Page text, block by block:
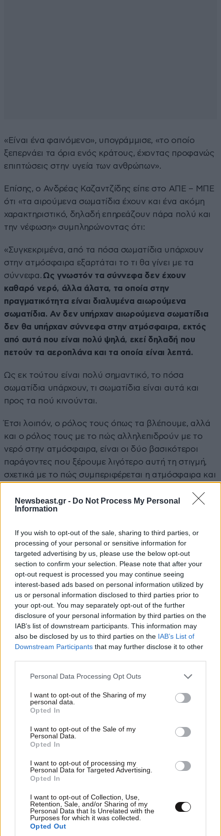
Newsbeast.gr - Do Not Process My Personal
Information
If you wish to opt-out of the sale, sharing to third parties, or
processing of your personal or sensitive information for
targeted advertising by us, please use the below opt-out
section to confirm your selection. Please note that after your
opt-out request is processed you may continue seeing
interest-based ads based on personal information utilized by
us or personal information disclosed to third parties prior to
your opt-out. You may separately opt-out of the further
disclosure of your personal information by third parties on the
IAB’s list of downstream participants. This information may
also be disclosed by us to third parties on the IAB’s List of
Downstream Participants that may further disclose it to other
Please note that this website/app uses one or more Google
not limited to your visit or usage behaviour. You may click to
grant or deny consent to Google and its third-party tags to
use your data for below specified purposes in below Google
consent section.
Personal Data Processing Opt Outs
I want to opt-out of the Sharing of my
personal data.
Opted In
I want to opt-out of the Sale of my
Personal Data.
Opted In
I want to opt-out of processing my
Personal Data for Targeted Advertising.
Opted In
I want to opt-out of Collection, Use,
Retention, Sale, and/or Sharing of my
Personal Data that Is Unrelated with the
Purposes for which it was collected.
Opted Out
«Είναι ένα φαινόμενο», υπογράμμισε, «το οποίο
ξεπερνάει τα όρια ενός κράτους, έχοντας προφανώς
επιπτώσεις στην υγεία των ανθρώπων».
Επίσης, ο Ανδρέας Καζαντζίδης είπε στο ΑΠΕ – ΜΠΕ
ότι «τα αιρούμενα σωματίδια έχουν και ένα ακόμη
χαρακτηριστικό, δηλαδή επηρεάζουν πάρα πολύ και
την νέφωση» συμπληρώνοντας ότι:
«Συγκεκριμένα, από τα πόσα σωματίδια υπάρχουν
στην ατμόσφαιρα εξαρτάται το τι θα γίνει με τα
σύννεφα. Ως γνωστόν τα σύννεφα δεν έχουν
καθαρό νερό, άλλα άλατα, τα οποία στην
πραγματικότητα είναι διαλυμένα αιωρούμενα
σωματίδια. Αν δεν υπήρχαν αιωρούμενα σωματίδια
δεν θα υπήρχαν σύννεφα στην ατμόσφαιρα, εκτός
από αυτά που είναι πολύ ψηλά, εκεί δηλαδή που
πετούν τα αεροπλάνα και τα οποία είναι λεπτά.
Ως εκ τούτου είναι πολύ σημαντικό, το πόσα
σωματίδια υπάρχουν, τι σωματίδια είναι αυτά και
προς τα πού κινούνται.
Έτσι λοιπόν, ο ρόλος τους όπως τα βλέπουμε, αλλά
και ο ρόλος τους με το πώς αλληλεπιδρούν με το
νερό στην ατμόσφαιρα, είναι οι δύο βασικότεροι
παράγοντες που ξέρουμε λιγότερο αυτή τη στιγμή,
σχετικά με το πώς συμπεριφέρεται η ατμόσφαιρα και
Στο μεταξύ, απαντώντας ο Ανδρέας Καζαντζίδης σε
της Πάτρας κατά την χειμερινή περίοδο από τα
αιωρούμενα μικροσωματίδια, κυρίως λόγω της
καύσης τζακιών, είπε ότι «ήταν μία καλή χρονιά, γιατί
βοήθησαν οι μετεωρολογικές συνθήκες» και
προσέθεσε: «Από την στιγμή που τις βραδινές ώρες
δεν είχαμε πολύ χαμηλές θερμοκρασίες,
χρησιμοποιήθηκαν λιγότερο τα τζάκια και αυτό είχε
ως αποτέλεσμα να είναι λιγότερες οι εκπομπές
αιωρούμενων μικροσωματίδιων.
Δηλαδή ήταν ένας ήπιος χειμώνας και ως εκ τούτου
ήταν ήπιες και οι συνθήκες της ρύπανσης».
μάθετεπρώτοιτασημαντικότερα νέα
ΠΕΡΙΣΣΟΤΕΡΑ ΑΠΟ ΤΗΝ ΕΛΛΑΔΑ